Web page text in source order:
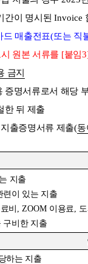
간이 명시된 Invoice
드 매출전표(또는 직
원본 서류를 [붙임
금지
증명서류로서 해당
한 뒤 제출
출증명서류 제출(동
지출
련이 있는 지출
비 , ZOOM 이용료,
구비한 지출
하는 지출